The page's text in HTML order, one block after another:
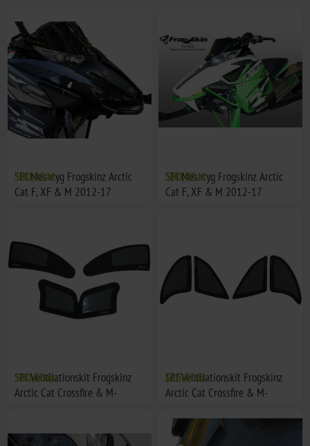
SPI Meshtyg Frogskinz Arctic
Cat F, XF & M 2012-17
500,00 kr
SPI Meshtyg Frogskinz Arctic
Cat F, XF & M 2012-17
500,00 kr
SPI Ventilationskit Frogskinz
Arctic Cat Crossfire & M-
500,00 kr
SPI Ventilationskit Frogskinz
Arctic Cat Crossfire & M-
615,00 kr